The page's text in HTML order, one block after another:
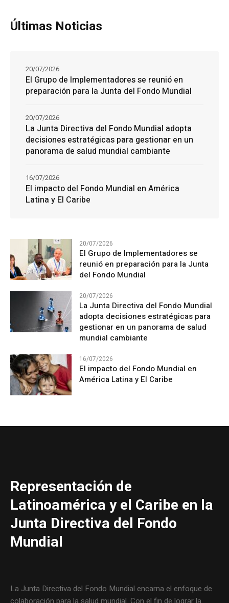
Últimas Noticias
El Grupo de Implementadores se reunió en
preparación para la Junta del Fondo Mundial
20/07/2026
La Junta Directiva del Fondo Mundial adopta
decisiones estratégicas para gestionar en un
panorama de salud mundial cambiante
20/07/2026
El impacto del Fondo Mundial en América
Latina y El Caribe
16/07/2026
20/07/2026
El Grupo de Implementadores se
reunió en preparación para la Junta
del Fondo Mundial
20/07/2026
La Junta Directiva del Fondo Mundial
adopta decisiones estratégicas para
gestionar en un panorama de salud
mundial cambiante
16/07/2026
El impacto del Fondo Mundial en
América Latina y El Caribe
Representación de
Latinoamérica y el Caribe en la
Junta Directiva del Fondo
Mundial
La Junta Directiva del Fondo Mundial encarna el enfoque de
colaboración para la salud mundial. Con el fin de lograr la